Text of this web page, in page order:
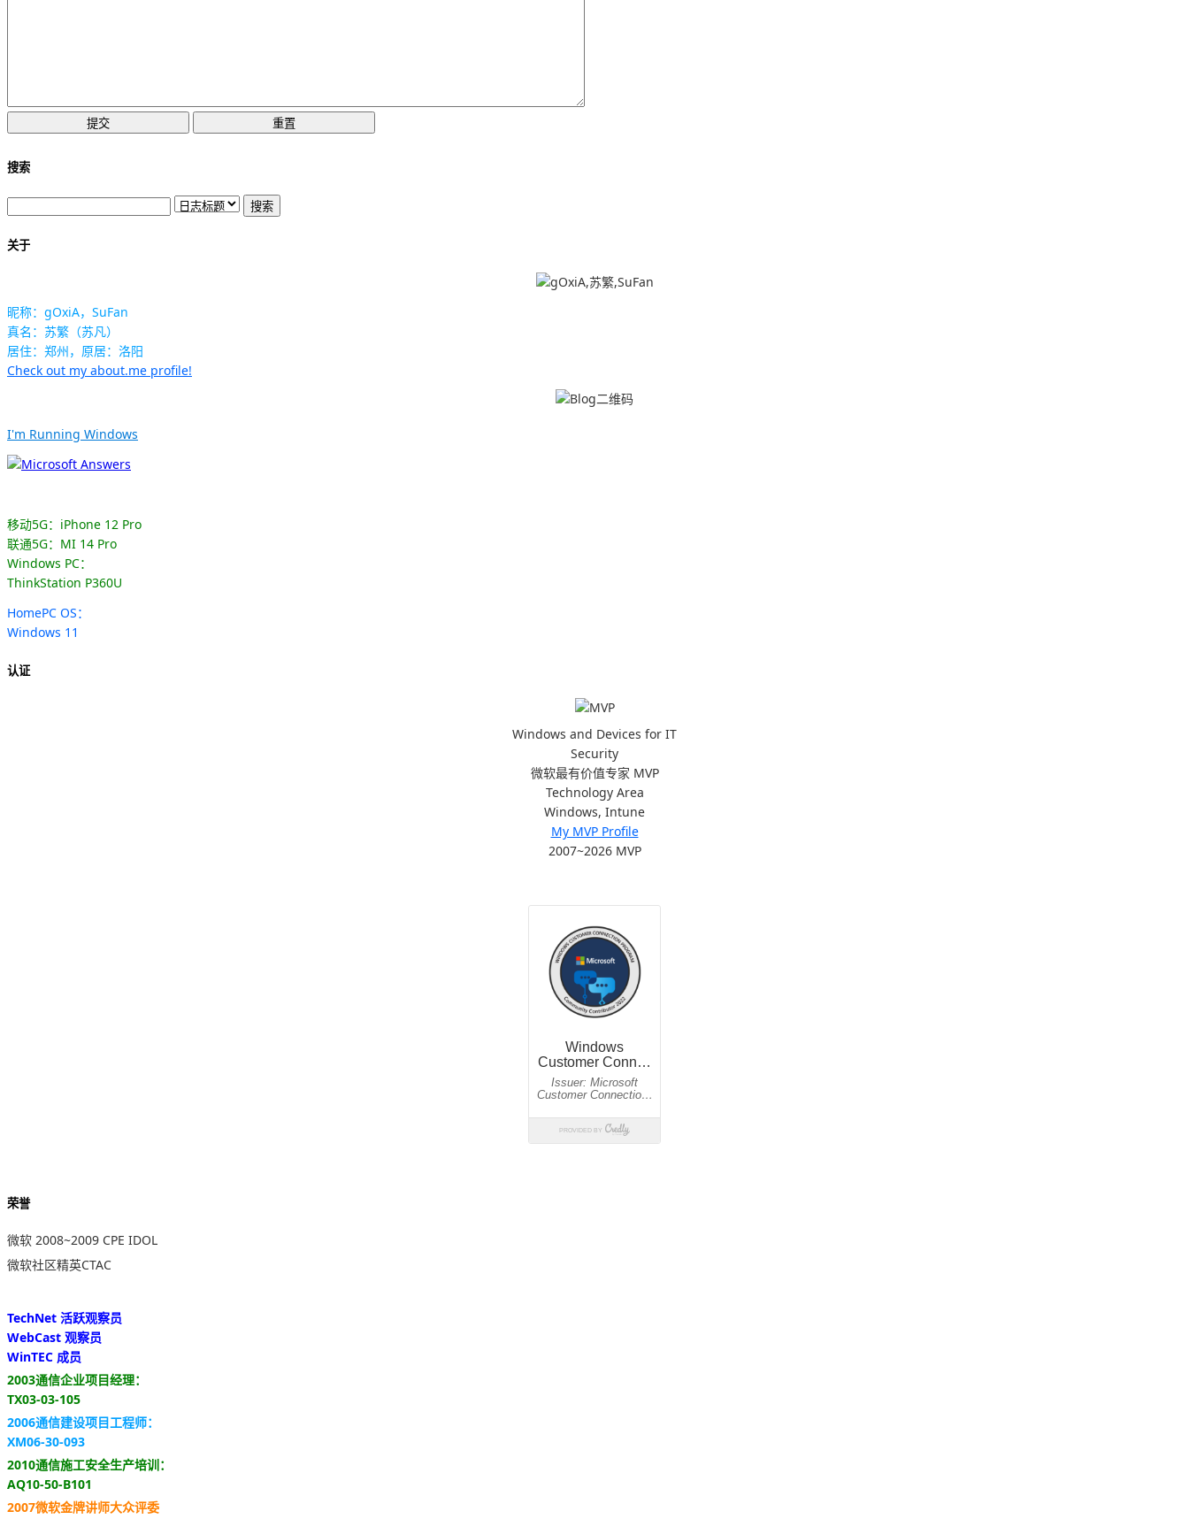
搜索
关于
昵称：gOxiA，SuFan
真名：苏繁（苏凡）
居住：郑州，原居：洛阳
Check out my about.me profile!
I'm Running Windows
移动5G：iPhone 12 Pro
联通5G：MI 14 Pro
Windows PC：
ThinkStation P360U
HomePC OS：
Windows 11
认证
Windows and Devices for IT
Security
微软最有价值专家 MVP
Technology Area
Windows, Intune
My MVP Profile
2007~2026 MVP
荣誉
微软 2008~2009 CPE IDOL
微软社区精英CTAC
TechNet 活跃观察员
WebCast 观察员
WinTEC 成员
2003通信企业项目经理：
TX03-03-105
2006通信建设项目工程师：
XM06-30-093
2010通信施工安全生产培训：
AQ10-50-B101
2007微软金牌讲师大众评委